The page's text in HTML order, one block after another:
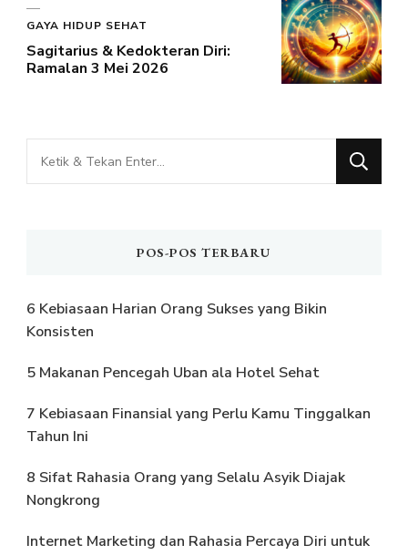
GAYA HIDUP SEHAT
Sagitarius & Kedokteran Diri:
Ramalan 3 Mei 2026
Mencari
Sesuatu?
POS-POS TERBARU
6 Kebiasaan Harian Orang Sukses yang Bikin
Konsisten
5 Makanan Pencegah Uban ala Hotel Sehat
7 Kebiasaan Finansial yang Perlu Kamu Tinggalkan
Tahun Ini
8 Sifat Rahasia Orang yang Selalu Asyik Diajak
Nongkrong
Internet Marketing dan Rahasia Percaya Diri untuk